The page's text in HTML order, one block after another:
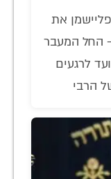
את
החל המעבר
לרגעים
הרבי